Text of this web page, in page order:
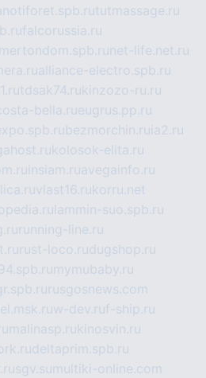
tutmassage.ru
falcorussia.ru
net-life.net.ru
alliance-electro.spb.ru
tdsak74.rukinzozo-ru.ru
bella.rueugrus.pp.ru
bezmorchin.ru ia2.ru
kolosok-elita.ru
insiam.ruavegainfo.ru
vlast16.rukorru.net
lammin-suo.spb.ru
running-line.ru
rust-loco.rudugshop.ru
mymubaby.ru
rusgosnews.com
w-dev.ruf-ship.ru
malinasp.rukinosvin.ru
deltaprim.spb.ru
sgv.su multiki-online.com